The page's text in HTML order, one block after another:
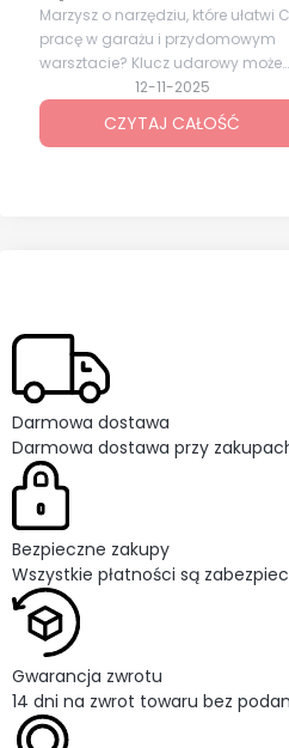
12-11-2025
Marzysz o narzędziu, które ułatwi
pracę w garażu i przydomowym
warsztacie? Klucz udarowy może
okazać się niezastąpiony podczas
odkręcania i dokręcania śrub.
Wybór odpowiedniego modelu nie
CZYTAJ CAŁOŚĆ
Darmowa dostawa
Darmowa dostawa przy
Bezpieczne zakupy
Wszystkie płatności są
Gwarancja zwrotu
14 dni na zwrot towaru bez